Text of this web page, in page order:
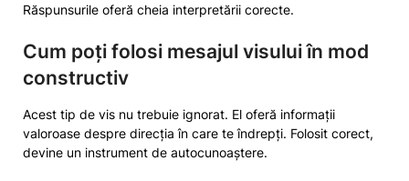
Răspunsurile oferă cheia interpretării corecte.
Cum poți folosi mesajul visului în mod
constructiv
Acest tip de vis nu trebuie ignorat. El oferă informații
valoroase despre direcția în care te îndrepți. Folosit corect,
devine un instrument de autocunoaștere.